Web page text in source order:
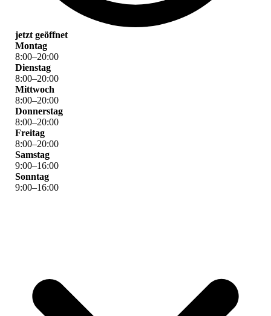
jetzt geöffnet
Montag
8:00–20:00
Dienstag
8:00–20:00
Mittwoch
8:00–20:00
Donnerstag
8:00–20:00
Freitag
8:00–20:00
Samstag
9:00–16:00
Sonntag
9:00–16:00